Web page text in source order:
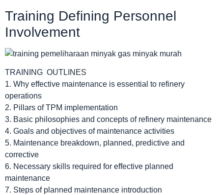
Training Defining Personnel
Involvement
TRAINING OUTLINES
1. Why effective maintenance is essential to refinery
operations
2. Pillars of TPM implementation
3. Basic philosophies and concepts of refinery maintenance
4. Goals and objectives of maintenance activities
5. Maintenance breakdown, planned, predictive and
corrective
6. Necessary skills required for effective planned
maintenance
7. Steps of planned maintenance introduction